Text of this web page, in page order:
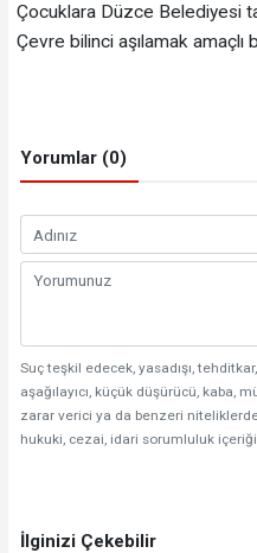
Çocuklara Düzce Belediyesi
Çevre bilinci aşılamak amaçlı
Yorumlar (0)
Suç teşkil edecek, yasadışı,
aşağılayıcı, küçük düşürücü, kaba,
zarar verici ya da benzeri
hukuki, cezai, idari sorumluluk
İlginizi Çekebilir